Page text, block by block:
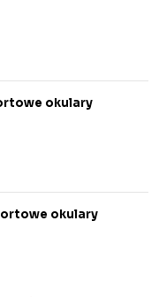
okulary
okulary